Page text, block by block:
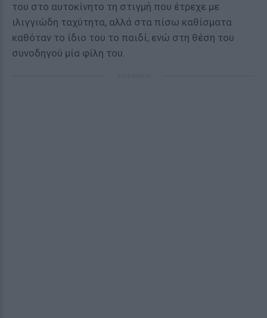
του στο αυτοκίνητο τη στιγμή που έτρεχε με
ιλιγγιώδη ταχύτητα, αλλά στα πίσω καθίσματα
καθόταν το ίδιο του το παιδί, ενώ στη θέση του
συνοδηγού μία φίλη του.